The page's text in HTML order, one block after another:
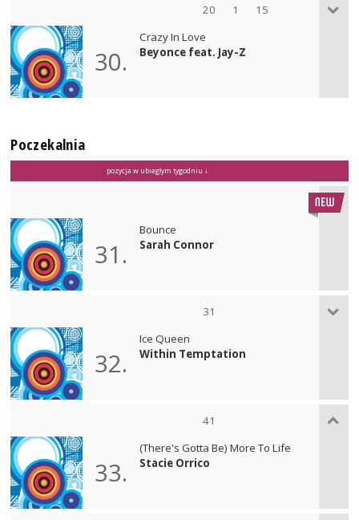
20 1 15
30.
Crazy In Love
Beyonce feat. Jay-Z
Poczekalnia
pozycja w ubiegłym tygodniu ↓
31.
Bounce
Sarah Connor
31
32.
Ice Queen
Within Temptation
41
33.
(There's Gotta Be) More To Life
Stacie Orrico